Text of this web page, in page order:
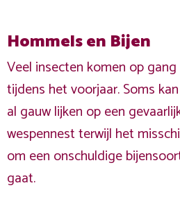
Hommels en Bijen
Veel insecten komen op gang
tijdens het voorjaar. Soms
al gauw lijken op een
wespennest terwijl het
om een onschuldige
gaat.